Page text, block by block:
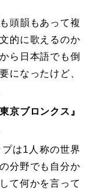
頭韻もあって複
的に歌えるのか
ら日本語でも倒
になったけど、
京ブロンクス』
は1人称の世界
分野でも自分か
て何かを言って